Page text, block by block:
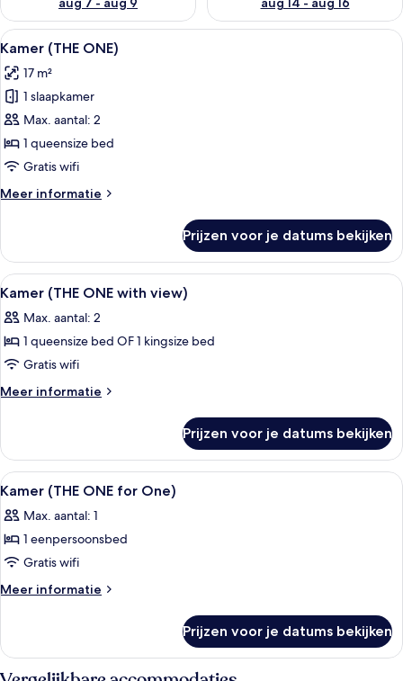
Alle
foto's
voor
Kamer
(THE
ONE)
laden
Een hotelkamer met een bed, twee
4
Kamer (THE ONE)
17 m²
1 slaapkamer
Max. aantal: 2
1 queensize bed
Gratis wifi
Meer informatie
Meer
(THE
ONE)
Prijzen voor je datums bekijken
Alle
foto's
voor
Kamer
(THE
ONE
laden
Een hotelkamer met een groot bed,
5
Kamer (THE ONE with view)
Max. aantal: 2
1 queensize bed OF 1 kingsize bed
Gratis wifi
Meer informatie
Meer
(THE
ONE
with
Prijzen voor je datums bekijken
Alle
foto's
voor
Kamer
(THE
ONE
laden
Een hotelkamer met een bed, een
4
Kamer (THE ONE for One)
Max. aantal: 1
1 eenpersoonsbed
Gratis wifi
Meer informatie
Meer
(THE
ONE
Prijzen voor je datums bekijken